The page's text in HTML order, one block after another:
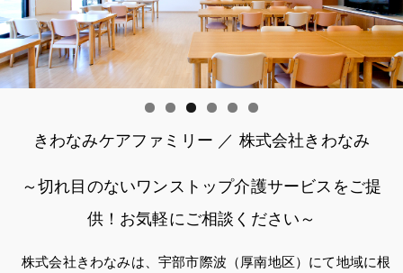
きわなみケアファミリー ／ 株式会社きわなみ
～切れ目のないワンストップ介護サービスをご提
供！お気軽にご相談ください～
株式会社きわなみは、宇部市際波（厚南地区）にて地域に根